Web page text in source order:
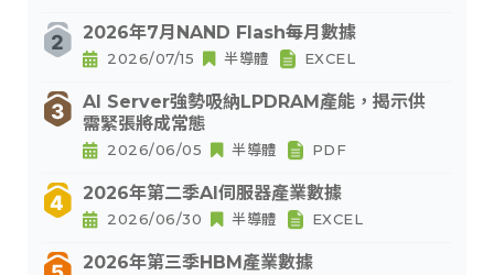
2026年7月NAND Flash每月數據
2026/07/15 半導體 EXCEL
AI Server強勢吸納LPDRAM產能，揭示供
需緊張將成常態
2026/06/05 半導體 PDF
2026年第二季AI伺服器產業數據
2026/06/30 半導體 EXCEL
2026年第三季HBM產業數據